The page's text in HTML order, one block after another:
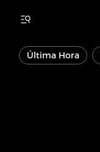
Última Hora